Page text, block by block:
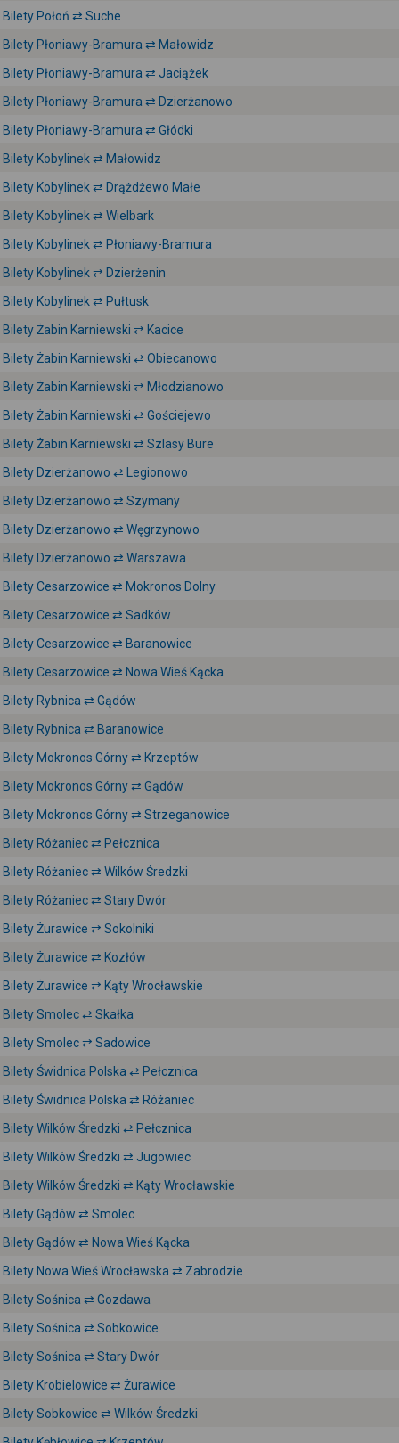
Bilety Połoń ⇄ Suche
Bilety Płoniawy-Bramura ⇄ Małowidz
Bilety Płoniawy-Bramura ⇄ Jaciążek
Bilety Płoniawy-Bramura ⇄ Dzierżanowo
Bilety Płoniawy-Bramura ⇄ Głódki
Bilety Kobylinek ⇄ Małowidz
Bilety Kobylinek ⇄ Drążdżewo Małe
Bilety Kobylinek ⇄ Wielbark
Bilety Kobylinek ⇄ Płoniawy-Bramura
Bilety Kobylinek ⇄ Dzierżenin
Bilety Kobylinek ⇄ Pułtusk
Bilety Żabin Karniewski ⇄ Kacice
Bilety Żabin Karniewski ⇄ Obiecanowo
Bilety Żabin Karniewski ⇄ Młodzianowo
Bilety Żabin Karniewski ⇄ Gościejewo
Bilety Żabin Karniewski ⇄ Szlasy Bure
Bilety Dzierżanowo ⇄ Legionowo
Bilety Dzierżanowo ⇄ Szymany
Bilety Dzierżanowo ⇄ Węgrzynowo
Bilety Dzierżanowo ⇄ Warszawa
Bilety Cesarzowice ⇄ Mokronos Dolny
Bilety Cesarzowice ⇄ Sadków
Bilety Cesarzowice ⇄ Baranowice
Bilety Cesarzowice ⇄ Nowa Wieś Kącka
Bilety Rybnica ⇄ Gądów
Bilety Rybnica ⇄ Baranowice
Bilety Mokronos Górny ⇄ Krzeptów
Bilety Mokronos Górny ⇄ Gądów
Bilety Mokronos Górny ⇄ Strzeganowice
Bilety Różaniec ⇄ Pełcznica
Bilety Różaniec ⇄ Wilków Średzki
Bilety Różaniec ⇄ Stary Dwór
Bilety Żurawice ⇄ Sokolniki
Bilety Żurawice ⇄ Kozłów
Bilety Żurawice ⇄ Kąty Wrocławskie
Bilety Smolec ⇄ Skałka
Bilety Smolec ⇄ Sadowice
Bilety Świdnica Polska ⇄ Pełcznica
Bilety Świdnica Polska ⇄ Różaniec
Bilety Wilków Średzki ⇄ Pełcznica
Bilety Wilków Średzki ⇄ Jugowiec
Bilety Wilków Średzki ⇄ Kąty Wrocławskie
Bilety Gądów ⇄ Smolec
Bilety Gądów ⇄ Nowa Wieś Kącka
Bilety Nowa Wieś Wrocławska ⇄ Zabrodzie
Bilety Sośnica ⇄ Gozdawa
Bilety Sośnica ⇄ Sobkowice
Bilety Sośnica ⇄ Stary Dwór
Bilety Krobielowice ⇄ Żurawice
Bilety Sobkowice ⇄ Wilków Średzki